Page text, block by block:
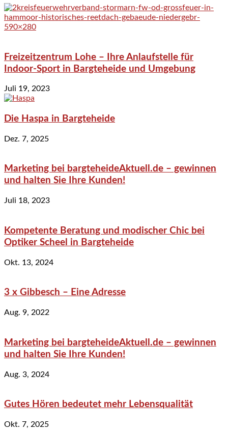
Freizeitzentrum Lohe – Ihre Anlaufstelle für
Indoor-Sport in Bargteheide und Umgebung
Juli 19, 2023
Die Haspa in Bargteheide
Dez. 7, 2025
Marketing bei bargteheideAktuell.de – gewinnen
und halten Sie Ihre Kunden!
Juli 18, 2023
Kompetente Beratung und modischer Chic bei
Optiker Scheel in Bargteheide
Okt. 13, 2024
3 x Gibbesch – Eine Adresse
Aug. 9, 2022
Marketing bei bargteheideAktuell.de – gewinnen
und halten Sie Ihre Kunden!
Aug. 3, 2024
Gutes Hören bedeutet mehr Lebensqualität
Okt. 7, 2025